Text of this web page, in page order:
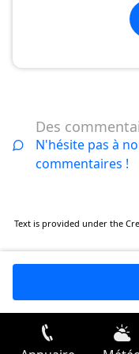
Des
N'hésite pas à
commentaires !
Text is provided under the